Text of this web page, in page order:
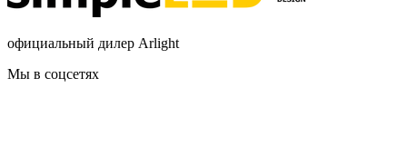
официальный дилер Arlight
Мы в соцсетях